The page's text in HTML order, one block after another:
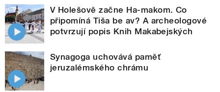
V Holešově začne Ha-makom. Co
připomíná Tiša be av? A archeologové
potvrzují popis Knih Makabejských
Synagoga uchovává paměť
jeruzalémského chrámu